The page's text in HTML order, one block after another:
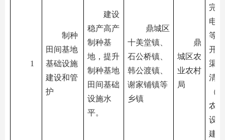
1
制种
田间基地
基础设施
建设和管
护
建设
稳产高产
制种基
地，提升
制种基地
田间基础
设施水
平。
鼎城区
十美堂镇、
石公桥镇、
韩公渡镇、
谢家铺镇等
乡镇
鼎
城区农
业农村
局
完
电
等
开
渠
清
（
农
设
建